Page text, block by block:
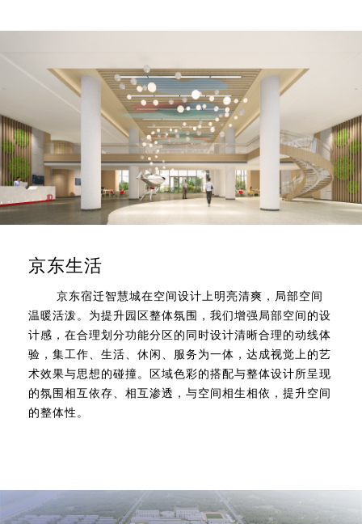
京东生活
京东宿迁智慧城在空间设计上明亮清爽，局部空间
温暖活泼。为提升园区整体氛围，我们增强局部空间的设
计感，在合理划分功能分区的同时设计清晰合理的动线体
验，集工作、生活、休闲、服务为一体，达成视觉上的艺
术效果与思想的碰撞。区域色彩的搭配与整体设计所呈现
的氛围相互依存、相互渗透，与空间相生相依，提升空间
的整体性。